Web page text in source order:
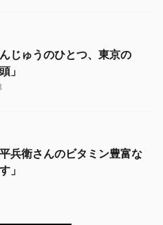
じゅうのひとつ、東京の
」
兵衛さんのビタミン豊富な
」